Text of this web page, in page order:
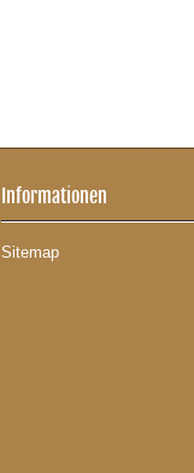
Informationen
Sitemap